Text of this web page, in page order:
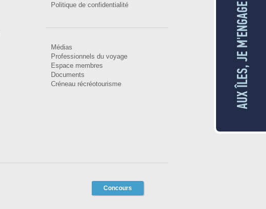
Politique de confidentialité
Médias
Professionnels du voyage
Espace membres
Documents
Créneau récréotourisme
Concours
AUX ÎLES, JE M'ENGAGE